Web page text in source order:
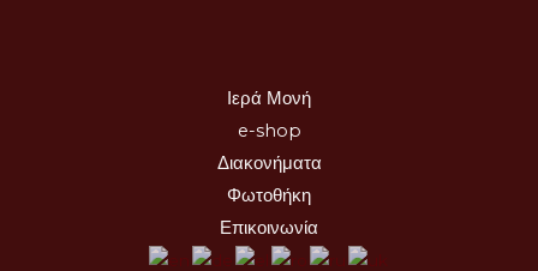
Ιερά Μονή
e-shop
Διακονήματα
Φωτοθήκη
Επικοινωνία